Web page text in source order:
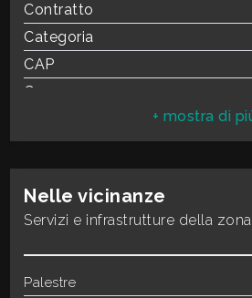
Contratto
Categoria
CAP
Comune
Camere
Bagni
Locali
Aria
Nelle vicinanze
Servizi e infrastrutture della zona
Palestre
minime
Qualsiasi
2
3
4